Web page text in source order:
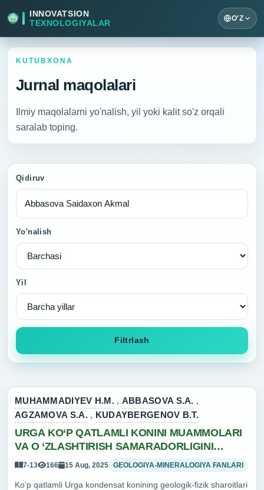
INNOVATSION
TEXNOLOGIYALAR
O'Z
KUTUBXONA
Jurnal maqolalari
Ilmiy maqolalarni yo'nalish, yil yoki kalit so'z orqali
saralab toping.
Qidiruv
Yo'nalish
Yil
Filtrlash
MUHAMMADIYEV H.M. , ABBASOVA S.A. ,
AGZAMOVA S.A. , KUDAYBERGENOV B.T.
URGA KO‘P QATLAMLI KONINI MUAMMOLARI
VA O ‘ZLASHTIRISH SAMARADORLIGINI
OSHIRISH YO‘LLARI
7-13 166 15 Aug, 2025 GEOLOGIYA-MINERALOGIYA FANLARI
Ko‘p qatlamli Urga kondensat konining geologik-fizik sharoitlari